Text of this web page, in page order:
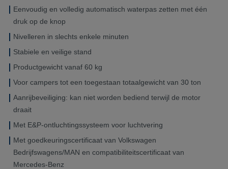
Eenvoudig en volledig automatisch waterpas zetten met één
druk op de knop
Nivelleren in slechts enkele minuten
Stabiele en veilige stand
Productgewicht vanaf 60 kg
Voor campers tot een toegestaan totaalgewicht van 30 ton
Aanrijbeveiliging: kan niet worden bediend terwijl de motor
draait
Met E&P-ontluchtingssysteem voor luchtvering
Met goedkeuringscertificaat van Volkswagen
Bedrijfswagens/MAN en compatibiliteitscertificaat van
Mercedes-Benz